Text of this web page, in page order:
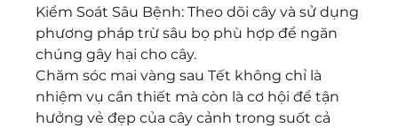
Kiểm Soát Sâu Bệnh: Theo dõi cây và sử dụng
phương pháp trừ sâu bọ phù hợp để ngăn
chúng gây hại cho cây.
Chăm sóc mai vàng sau Tết không chỉ là
nhiệm vụ cần thiết mà còn là cơ hội để tận
hưởng vẻ đẹp của cây cảnh trong suốt cả